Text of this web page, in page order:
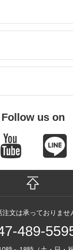
ばなりません。
、年に一度、オイ
程度に塗るのもお
るので、衣料用
Follow us on
注文は承っておりませ
489-